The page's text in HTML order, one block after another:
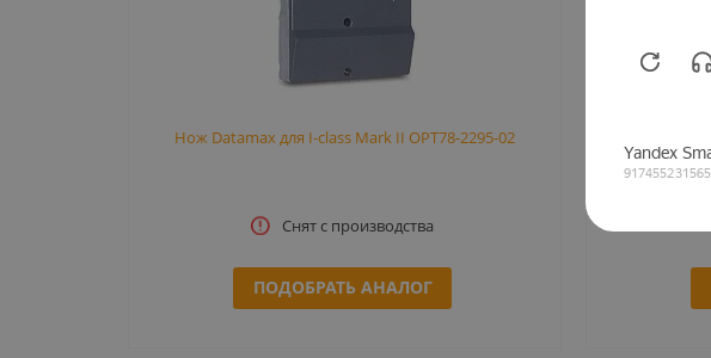
Нож Datamax для I-class Mark II OPT78-2295-02
Снят с производства
ПОДОБРАТЬ АНАЛОГ